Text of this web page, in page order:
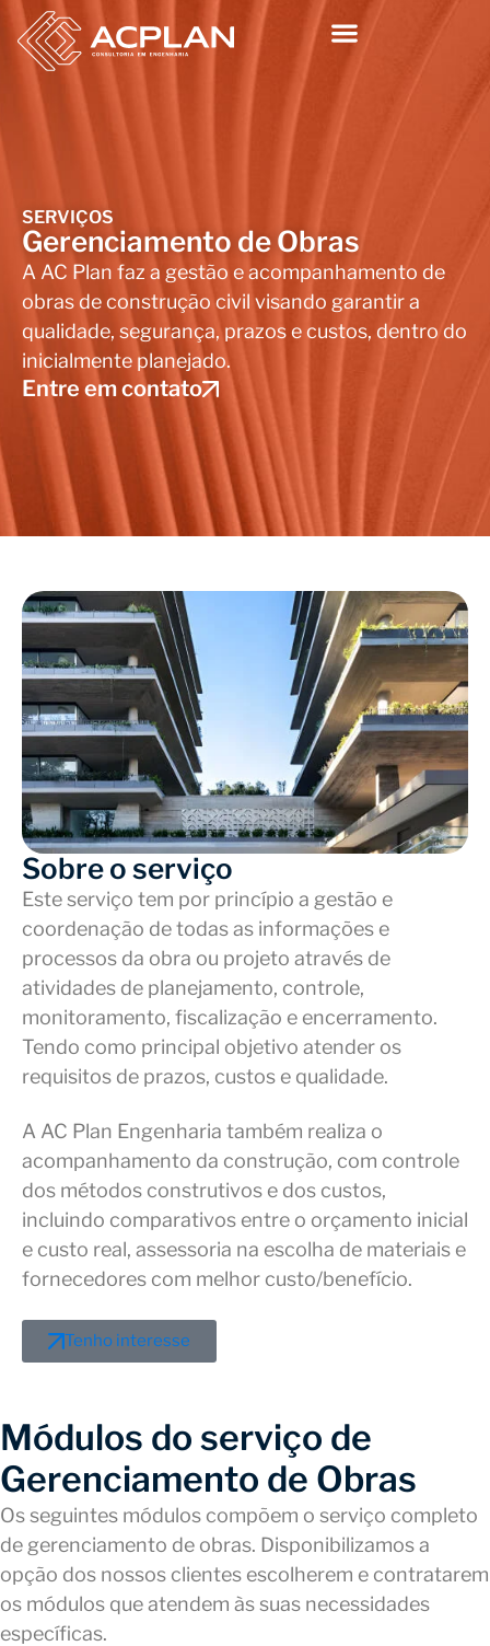
SERVIÇOS
Gerenciamento de Obras
A AC Plan faz a gestão e acompanhamento de
obras de construção civil visando garantir a
qualidade, segurança, prazos e custos, dentro do
inicialmente planejado.
Entre em contato
Sobre o serviço
Este serviço tem por princípio a gestão e
coordenação de todas as informações e
processos da obra ou projeto através de
atividades de planejamento, controle,
monitoramento, fiscalização e encerramento.
Tendo como principal objetivo atender os
requisitos de prazos, custos e qualidade.
A AC Plan Engenharia também realiza o
acompanhamento da construção, com controle
dos métodos construtivos e dos custos,
incluindo comparativos entre o orçamento inicial
e custo real, assessoria na escolha de materiais e
fornecedores com melhor custo/benefício.
Tenho interesse
Módulos do serviço de
Gerenciamento de Obras
Os seguintes módulos compõem o serviço completo
de gerenciamento de obras. Disponibilizamos a
opção dos nossos clientes escolherem e contratarem
os módulos que atendem às suas necessidades
específicas.